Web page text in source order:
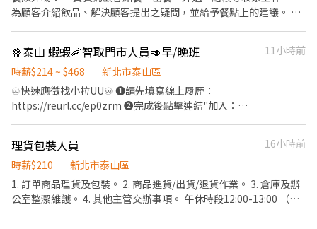
林路(近維格餅家1分鐘) ❤️休假方式：周休六日 ❤️工作內容：樂扣樂
遇】-含績效津貼加班 💰日班💰(都要可以配合)
08:30~17:30│09:00~18:00 時薪$220/H 薪約$38,720起~$50,000
─────────────────── ⭕享勞保/健保/團保/勞
退6% ⭕環境乾淨明亮 ⭕專員親自詳細解說工作內容
為顧客介紹飲品、解決顧客提出之疑問，並給予餐點上的建議。 ．
🍿泰山 蝦蝦🦐智取門市人員🥑早/晚班
11小時前
時薪$214 ~ $468
新北市泰山區
♾️快速應徵找小拉UU♾️ ❶請先填寫線上履歷：
https://reurl.cc/ep0zrm ❷完成後點擊連結"加入：
運、盤點、理貨、上架 🧹 維持門市環境及清潔 🏃‍♂️ 單日需跑點 1～5
間門市 🔄 配合蝦皮店到店工作內容及鄰近有人店支援 💡 提供完整
教育訓練＋店面實習，新手也OK！ ◆上班時間&薪資 💰時薪214 晚
班另有獎金+20=時薪234 ⏰ 時段： 早班：07:30-12:30、08:30-
理貨包裝人員
16小時前
時薪$210
新北市泰山區
1. 訂單商品理貨及包裝。 2. 商品進貨/出貨/退貨作業。 3. 倉庫及辦
公室整潔維護。 4. 其他主管交辦事項。 午休時段12:00-13:00 （午